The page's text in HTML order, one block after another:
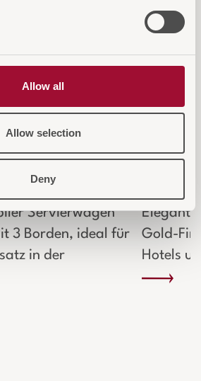
Allow all
Allow selection
Deny
3 Borden
Servierwagen
3 Borden, ideal für
in der
Gold-
Hotels